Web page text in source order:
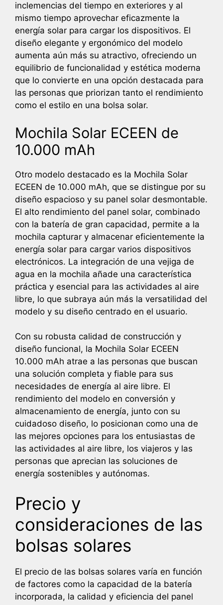
inclemencias del tiempo en exteriores y al
mismo tiempo aprovechar eficazmente la
energía solar para cargar los dispositivos. El
diseño elegante y ergonómico del modelo
aumenta aún más su atractivo, ofreciendo un
equilibrio de funcionalidad y estética moderna
que lo convierte en una opción destacada para
las personas que priorizan tanto el rendimiento
como el estilo en una bolsa solar.
Mochila Solar ECEEN de
10.000 mAh
Otro modelo destacado es la Mochila Solar
ECEEN de 10.000 mAh, que se distingue por su
diseño espacioso y su panel solar desmontable.
El alto rendimiento del panel solar, combinado
con la batería de gran capacidad, permite a la
mochila capturar y almacenar eficientemente la
energía solar para cargar varios dispositivos
electrónicos. La integración de una vejiga de
agua en la mochila añade una característica
práctica y esencial para las actividades al aire
libre, lo que subraya aún más la versatilidad del
modelo y su diseño centrado en el usuario.
Con su robusta calidad de construcción y
diseño funcional, la Mochila Solar ECEEN
10.000 mAh atrae a las personas que buscan
una solución completa y fiable para sus
necesidades de energía al aire libre. El
rendimiento del modelo en conversión y
almacenamiento de energía, junto con su
cuidadoso diseño, lo posicionan como una de
las mejores opciones para los entusiastas de
las actividades al aire libre, los viajeros y las
personas que aprecian las soluciones de
energía sostenibles y autónomas.
Precio y
consideraciones de las
bolsas solares
El precio de las bolsas solares varía en función
de factores como la capacidad de la batería
incorporada, la calidad y eficiencia del panel